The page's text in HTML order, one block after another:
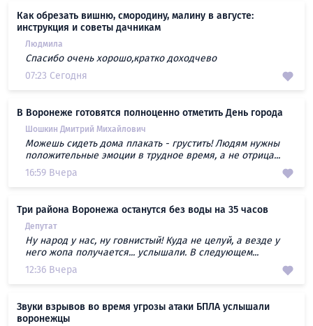
Как обрезать вишню, смородину, малину в августе:
инструкция и советы дачникам
Людмила
Спасибо очень хорошо,кратко доходчево
07:23 Сегодня
В Воронеже готовятся полноценно отметить День города
Шошкин Дмитрий Михайлович
Можешь сидеть дома плакать - грустить! Людям нужны
положительные эмоции в трудное время, а не отрица...
16:59 Вчера
Три района Воронежа останутся без воды на 35 часов
Депутат
Ну народ у нас, ну говнистый! Куда не целуй, а везде у
него жопа получается... услышали. В следующем...
12:36 Вчера
Звуки взрывов во время угрозы атаки БПЛА услышали
воронежцы